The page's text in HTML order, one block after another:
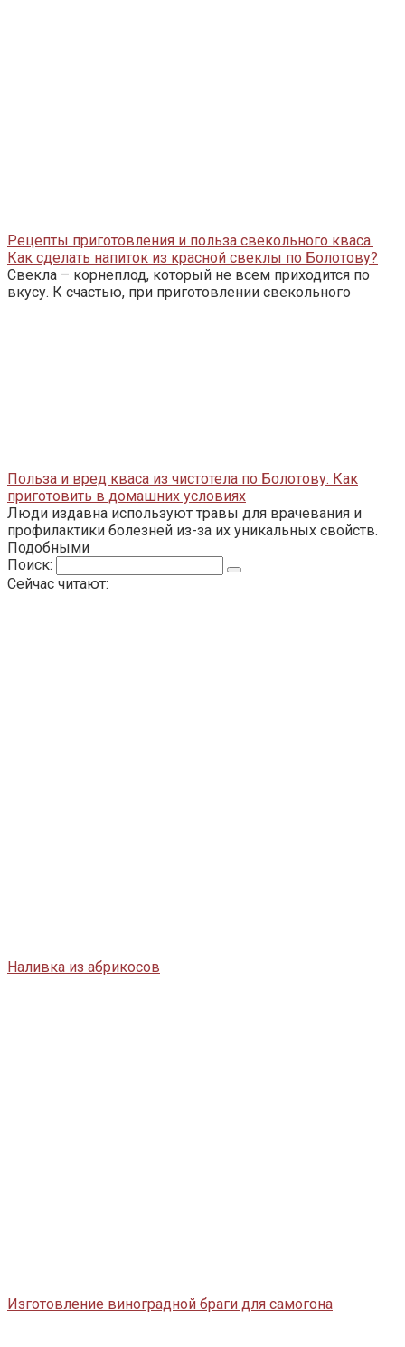
Рецепты приготовления и польза свекольного кваса.
Как сделать напиток из красной свеклы по Болотову?
Свекла – корнеплод, который не всем приходится по
вкусу. К счастью, при приготовлении свекольного
Польза и вред кваса из чистотела по Болотову. Как
приготовить в домашних условиях
Люди издавна используют травы для врачевания и
профилактики болезней из-за их уникальных свойств.
Подобными
Поиск:
Сейчас читают:
Наливка из абрикосов
Изготовление виноградной браги для самогона